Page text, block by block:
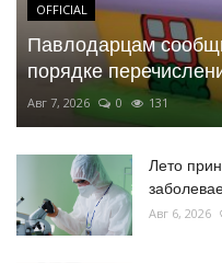
OFFICIAL
Павлодарцам
порядке
Авг 7, 2026 0 131
Лето
Авг 6, 2026